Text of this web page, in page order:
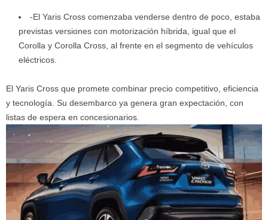
-El Yaris Cross comenzaba venderse dentro de poco, estaba
previstas versiones con motorización híbrida, igual que el
Corolla y Corolla Cross, al frente en el segmento de vehículos
eléctricos.
El Yaris Cross que promete combinar precio competitivo, eficiencia
y tecnología. Su desembarco ya genera gran expectación, con
listas de espera en concesionarios.